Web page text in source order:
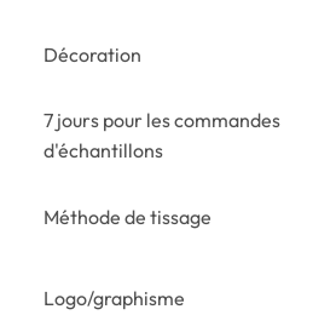
Décoration
7 jours pour les commandes
d'échantillons
Méthode de tissage
Logo/graphisme